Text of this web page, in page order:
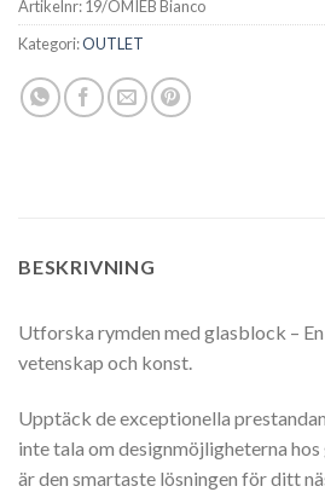
Artikelnr:19/OMIEB Bianco
Kategori:OUTLET
BESKRIVNING
Utforska rymden med glasblock –
vetenskap och konst.
Upptäck de exceptionella
inte tala om designmöjligheterna
är den smartaste lösningen för ditt